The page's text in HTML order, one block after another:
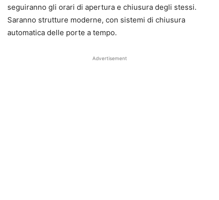
seguiranno gli orari di apertura e chiusura degli stessi.
Saranno strutture moderne, con sistemi di chiusura
automatica delle porte a tempo.
Advertisement